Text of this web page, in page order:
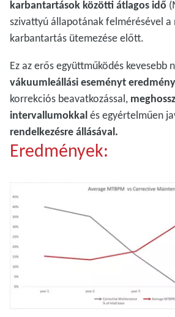
karbantartások közötti átlagos idő
szivattyú állapotának felmérésével a
karbantartás ütemezése előtt.
Ez az erős együttműködés kevesebb
vákuumleállási eseményt
korrekciós beavatkozással,
intervallumokkalés egyértelműen
rendelkezésre állásával.
Eredmények: